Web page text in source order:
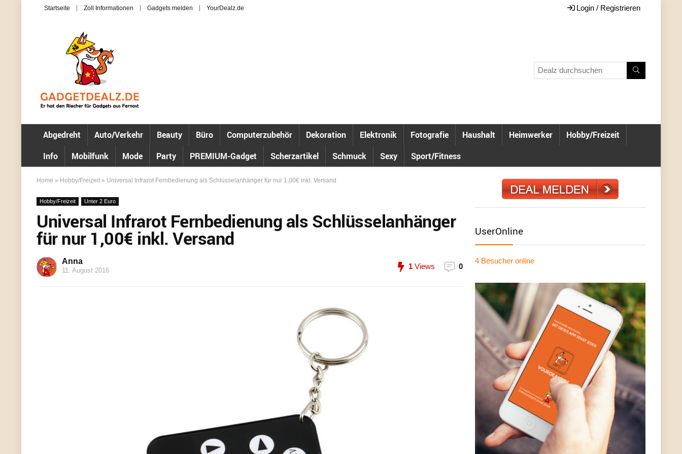
Startseite Zoll Informationen Gadgets melden YourDealz.de Login / Registrieren
Abgedreht Auto/Verkehr Beauty Büro Computerzubehör Dekoration Elektronik Fotografie Haushalt Heimwerker
Hobby/Freizeit
Info
Mobilfunk Mode Party PREMIUM-Gadget Scherzartikel Schmuck Sexy Sport/Fitness
Home » Hobby/Freizeit » Universal Infrarot Fernbedienung als Schlüsselanhänger für nur 1,00€ inkl. Versand
Hobby/Freizeit Unter 2 Euro
Universal Infrarot Fernbedienung als Schlüsselanhänger
für nur 1,00€ inkl. Versand
Anna
11. August 2016 1 Views 0
UserOnline
4 Besucher online